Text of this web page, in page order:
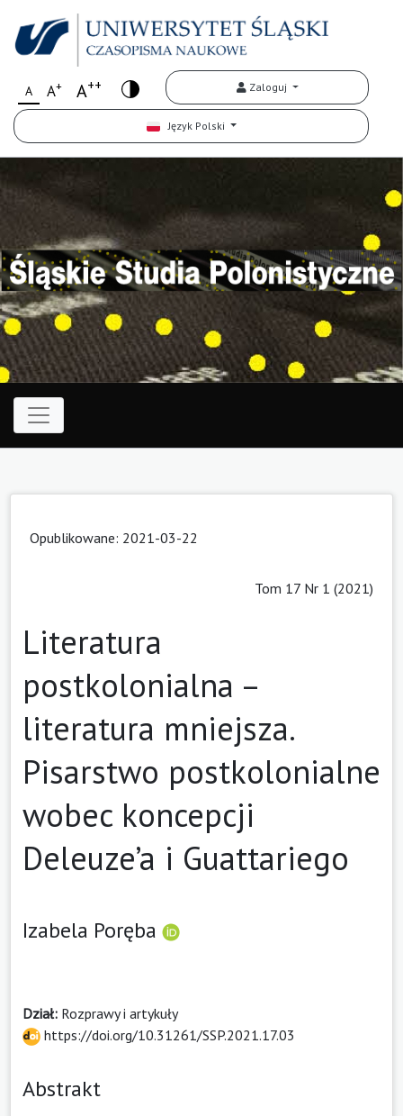
A A+ A++ Zaloguj
Język Polski
Opublikowane: 2021-03-22
Tom 17 Nr 1 (2021)
Literatura
postkolonialna –
literatura mniejsza.
Pisarstwo postkolonialne
wobec koncepcji
Deleuze’a i Guattariego
Izabela Poręba
Dział: Rozprawy i artykuły
https://doi.org/10.31261/SSP.2021.17.03
Abstrakt